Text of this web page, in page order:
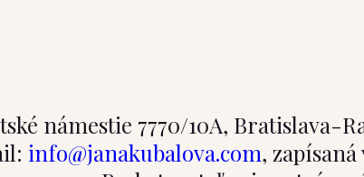
námestie 7770/10A, Bratislava-
info@janakubalova.com,